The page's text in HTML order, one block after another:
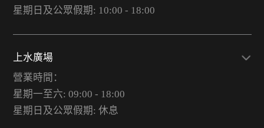
星期日及公眾假期: 10:00 - 18:00
上水廣場
營業時間：
星期一至六: 09:00 - 18:00
星期日及公眾假期: 休息